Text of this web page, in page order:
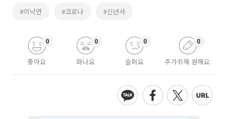
#이낙연 #코로나 #신년사
좋아요
0
화나요
0
슬퍼요
0
추가취재 원해요
0